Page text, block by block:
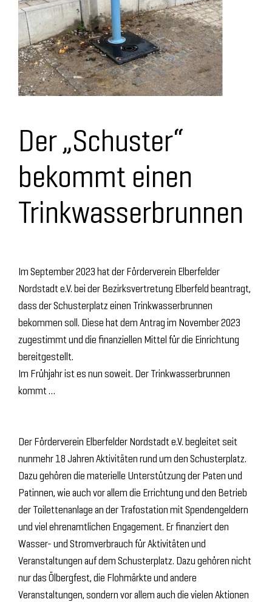
Der „Schuster“
bekommt einen
Trinkwasserbrunnen
Im September 2023 hat der Förderverein Elberfelder
Nordstadt e.V. bei der Bezirksvertretung Elberfeld beantragt,
dass der Schusterplatz einen Trinkwasserbrunnen
bekommen soll. Diese hat dem Antrag im November 2023
zugestimmt und die finanziellen Mittel für die Einrichtung
bereitgestellt.
Im Frühjahr ist es nun soweit. Der Trinkwasserbrunnen
kommt …
Der Förderverein Elberfelder Nordstadt e.V. begleitet seit
nunmehr 18 Jahren Aktivitäten rund um den Schusterplatz.
Dazu gehören die materielle Unterstützung der Paten und
Patinnen, wie auch vor allem die Errichtung und den Betrieb
der Toilettenanlage an der Trafostation mit Spendengeldern
und viel ehrenamtlichen Engagement. Er finanziert den
Wasser- und Stromverbrauch für Aktivitäten und
Veranstaltungen auf dem Schusterplatz. Dazu gehören nicht
nur das Ölbergfest, die Flohmärkte und andere
Veranstaltungen, sondern vor allem auch die vielen Aktionen